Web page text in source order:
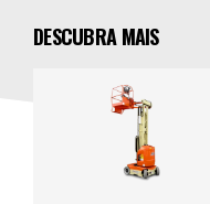
DESCUBRA MAIS